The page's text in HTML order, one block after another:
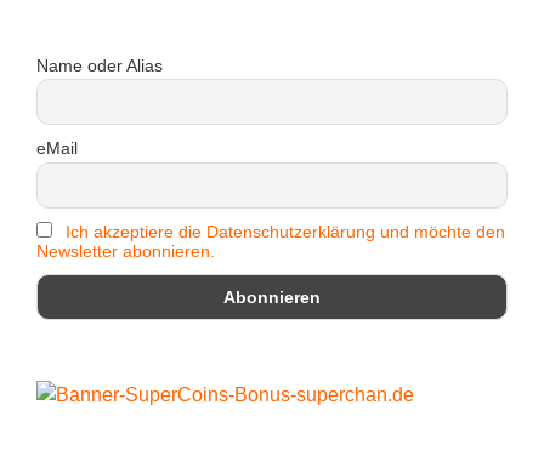
Name oder Alias
eMail
Ich akzeptiere die Datenschutzerklärung und möchte den
Newsletter abonnieren.